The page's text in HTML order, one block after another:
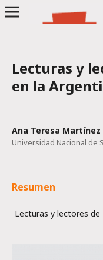
Lecturas y
en la
Ana Teresa Martínez
Universidad Nacional de
Resumen
Lecturas y lectores